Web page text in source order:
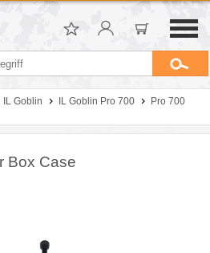
IL Goblin IL Goblin Pro 700
Pro 700
Box Case